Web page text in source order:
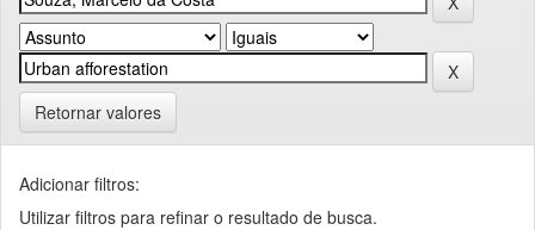
Retornar valores
Adicionar filtros:
Utilizar filtros para refinar o resultado de busca.